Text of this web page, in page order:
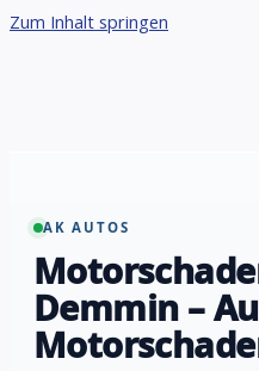
Zum Inhalt springen
AK AUTOS
Demmin –